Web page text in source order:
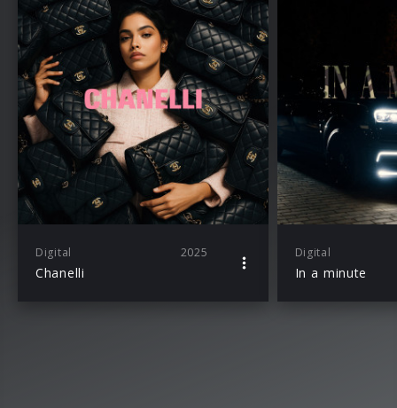
Digital 2025
Chanelli
Digital
In a minute